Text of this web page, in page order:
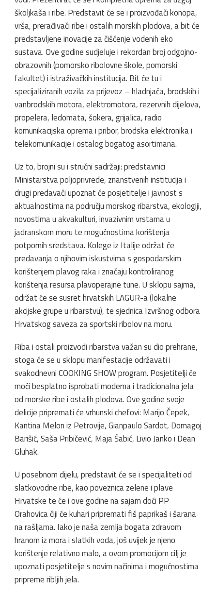
školjkaša i ribe. Predstavit će se i proizvođači konopa,
vrša, prerađivači ribe i ostalih morskih plodova, a bit će
predstavljene inovacije za čišćenje vodenih eko
sustava. Ove godine sudjeluje i rekordan broj odgojno-
obrazovnih (pomorsko ribolovne škole, pomorski
fakultet) i istraživačkih institucija. Bit će tu i
specijaliziranih vozila za prijevoz – hladnjača, brodskih i
vanbrodskih motora, elektromotora, rezervnih dijelova,
propelera, ledomata, šokera, grijalica, radio
komunikacijska oprema i pribor, brodska elektronika i
telekomunikacije i ostalog bogatog asortimana.
Uz to, brojni su i stručni sadržaji: predstavnici
Ministarstva poljoprivrede, znanstvenih institucija i
drugi predavači upoznat će posjetitelje i javnost s
aktualnostima na području morskog ribarstva, ekologiji,
novostima u akvakulturi, invazivnim vrstama u
jadranskom moru te mogućnostima korištenja
potpornih sredstava. Kolege iz Italije održat će
predavanja o njihovim iskustvima s gospodarskim
korištenjem plavog raka i značaju kontroliranog
korištenja resursa plavoperajne tune. U sklopu sajma,
održat će se susret hrvatskih LAGUR-a (lokalne
akcijske grupe u ribarstvu), te sjednica Izvršnog odbora
Hrvatskog saveza za sportski ribolov na moru.
Riba i ostali proizvodi ribarstva važan su dio prehrane,
stoga će se u sklopu manifestacije održavati i
svakodnevni COOKING SHOW program. Posjetitelji će
moći besplatno isprobati moderna i tradicionalna jela
od morske ribe i ostalih plodova. Ove godine svoje
delicije pripremati će vrhunski chefovi: Marijo Čepek,
Kantina Melon iz Petrovije, Gianpaulo Sardot, Domagoj
Barišić, Saša Pribičević, Maja Šabić, Livio Janko i Dean
Gluhak.
U posebnom dijelu, predstavit će se i specijaliteti od
slatkovodne ribe, kao poveznica zelene i plave
Hrvatske te će i ove godine na sajam doći PP
Orahovica čiji će kuhari pripremati fiš paprikaš i šarana
na rašljama. Iako je naša zemlja bogata zdravom
hranom iz mora i slatkih voda, još uvijek je njeno
korištenje relativno malo, a ovom promocijom cilj je
upoznati posjetitelje s novim načinima i mogućnostima
pripreme ribljih jela.